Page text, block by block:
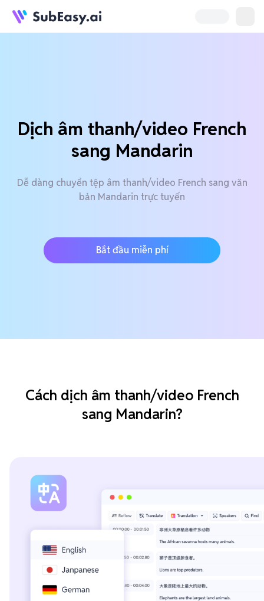
Dịch âm thanh/video French
sang Mandarin
Dễ dàng chuyển tệp âm thanh/video French sang văn
bản Mandarin trực tuyến
Bắt đầu miễn phí
Cách dịch âm thanh/video French
sang Mandarin?